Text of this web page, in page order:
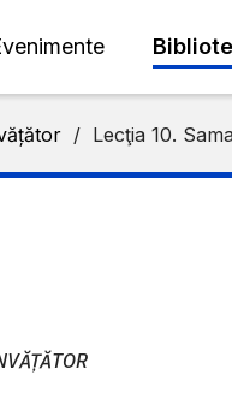
/ Lecţia 10.